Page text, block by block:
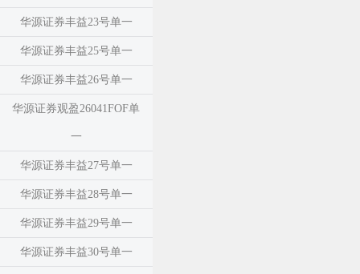
华源证券丰益23号单一
华源证券丰益25号单一
华源证券丰益26号单一
华源证券观盈26041FOF单
一
华源证券丰益27号单一
华源证券丰益28号单一
华源证券丰益29号单一
华源证券丰益30号单一